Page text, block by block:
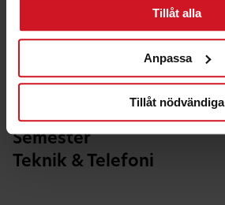
Tillåt alla
Anpassa
Tillåt nödvändiga
Ekonomi & Försäkring
Nöje
Semester
Teknik & Telefoni